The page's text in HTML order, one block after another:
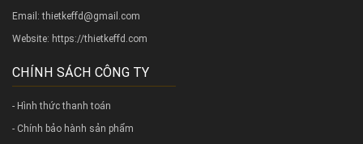
Email: thietkeffd@gmail.com
Website: https://thietkeffd.com
CHÍNH SÁCH CÔNG TY
- Hình thức thanh toán
- Chính bảo hành sản phẩm